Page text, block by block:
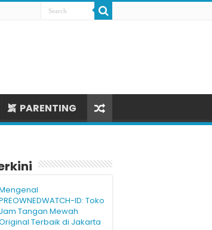
PARENTING
ID: Toko
Jam Tangan Mewah
Terbaik di Jakarta